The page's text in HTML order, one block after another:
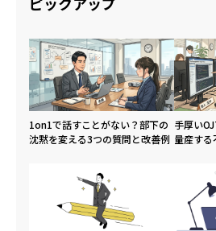
1on1で話すことがない？部下の
沈黙を変える3つの質問と改善例
手厚い
量産す